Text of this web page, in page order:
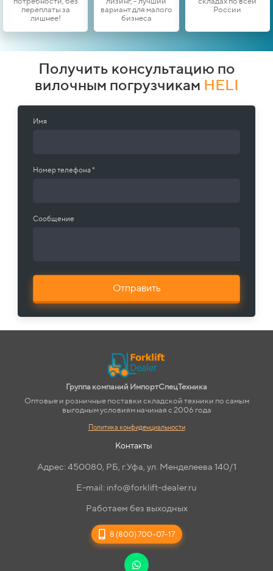
переплаты за
лишнее!
вариант для малого
бизнеса
России
Получить консультацию по
вилочным погрузчикам HELI
Имя
Номер телефона *
Сообщение
Отправить
Группа компаний ИмпортСпецТехника
Оптовые и розничные поставки складской техники по самым
выгодным условиям начиная с 2006 года
Политика конфиденциальности
Контакты
Адрес: 450080, РБ, г.Уфа, ул. Менделеева 140/1
E-mail: info@forklift-dealer.ru
Работаем без выходных
8 (800) 700-07-17